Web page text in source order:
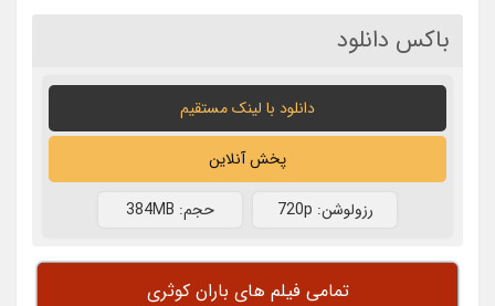
باکس دانلود
دانلود با لينک مستقيم
پخش آنلاین
رزولوشن: 720p حجم: 384MB
تمامی فیلم های باران کوثری